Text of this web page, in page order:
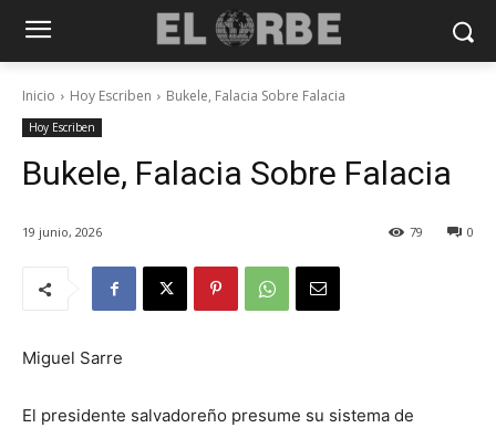
Inicio Hoy Escriben Bukele, Falacia Sobre Falacia
Hoy Escriben
Bukele, Falacia Sobre Falacia
19 junio, 2026 0
79
Miguel Sarre
El presidente salvadoreño presume su sistema de